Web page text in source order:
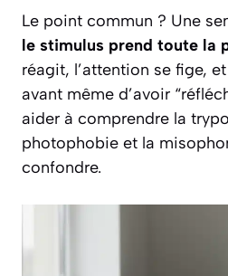
Le point commun ? Une
le stimulus prend toute la
réagit, l’attention se fige,
avant même d’avoir
aider à comprendre la
photophobie et la
confondre.